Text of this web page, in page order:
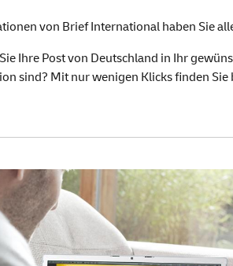
von Brief International haben Sie
Ihre Post von Deutschland in Ihr
sind? Mit nur wenigen Klicks finden